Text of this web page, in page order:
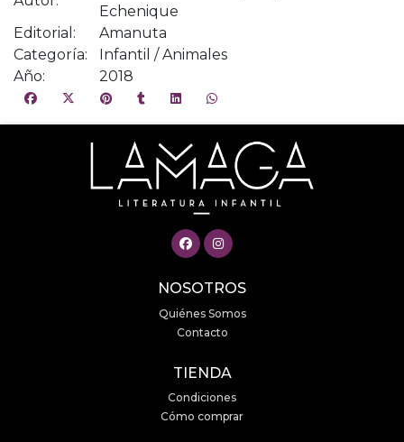
Echenique
Editorial:
Amanuta
Categoría:
Infantil / Animales
Año:
2018
NOSOTROS
Quiénes Somos
Contacto
TIENDA
Condiciones
Cómo comprar